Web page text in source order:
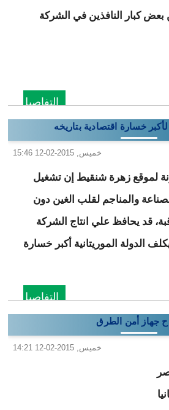
كبار النافذين في الشركة
التفاصيل
خسارة اقتصادية بتاريخه
خميس, 2015-02-12 15:46
لموقع زهرة شنقيط إن تشغيل
والمناجم لقلب الغين دون
قد يحافظ علي انتاج الشركة
الدولة الموريتانية أكبر خسارة
التفاصيل
جهاز أمن الطرق
خميس, 2015-02-12 14:21